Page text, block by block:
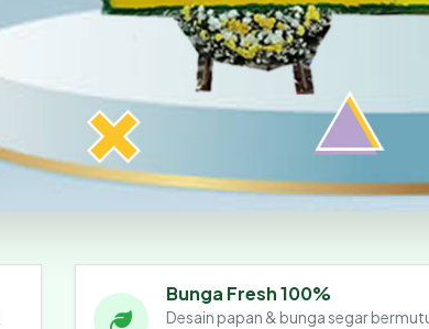
Bunga Fresh 100%
Desain papan & bunga segar